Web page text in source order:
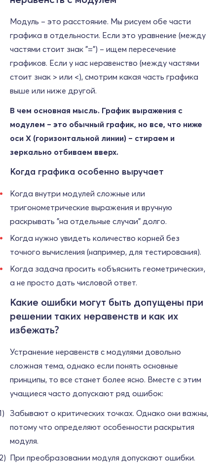
Модуль – это расстояние. Мы рисуем обе части
графика в отдельности. Если это уравнение (между
частями стоит знак "=") – ищем пересечение
графиков. Если у нас неравенство (между частями
стоит знак > или <), смотрим какая часть графика
выше или ниже другой.
В чем основная мысль. График выражения с
модулем – это обычный график, но все, что ниже
оси Х (горизонтальной линии) – стираем и
зеркально отбиваем вверх.
Когда графика особенно выручает
Когда внутри модулей сложные или
тригонометрические выражения и вручную
раскрывать "на отдельные случаи" долго.
Когда нужно увидеть количество корней без
точного вычисления (например, для тестирования).
Когда задача просить «объяснить геометрически»,
а не просто дать числовой ответ.
Какие ошибки могут быть допущены при
решении таких неравенств и как их
избежать?
Устранение неравенств с модулями довольно
сложная тема, однако если понять основные
принципы, то все станет более ясно. Вместе с этим
учащиеся часто допускают ряд ошибок:
Забывают о критических точках. Однако они важны,
потому что определяют особенности раскрытия
модуля.
При преобразовании модуля допускают ошибки.